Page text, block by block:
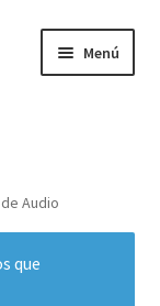
Menú
Audio
que